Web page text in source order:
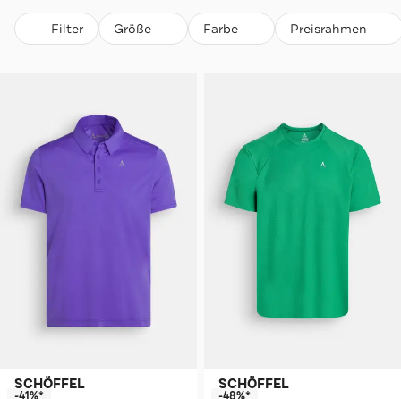
Filter Größe Farbe Preisrahmen
SCHÖFFEL
-41%*
SCHÖFFEL
-48%*